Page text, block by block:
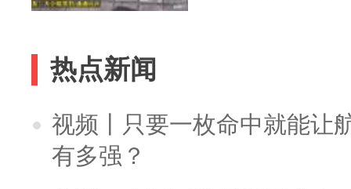
热点新闻
视频丨只要一枚命中就能让
有多强？